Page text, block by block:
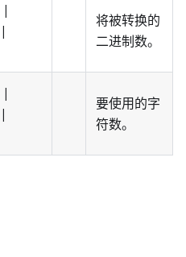
|
|
将被转换的
二进制数。
|
|
要使用的字
符数。